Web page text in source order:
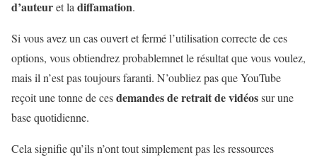
d’auteuret la diffamation.
Si vous avez un cas ouvert et fermé l’utilisation correcte de ces
options, vous obtiendrez probablemnet le résultat que vous voulez,
mais il n’est pas toujours faranti. N’oubliez pas que YouTube
reçoit une tonne de cesdemandes de retrait de vidéossur une
base quotidienne.
Cela signifie qu’ils n’ont tout simplement pas les ressources